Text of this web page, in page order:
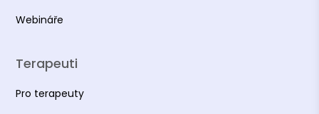
Webináře
Terapeuti
Pro terapeuty